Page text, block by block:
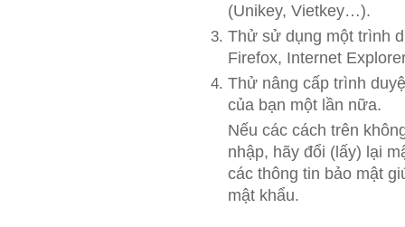
(Unikey, Vietkey…).
Thử sử dụng một trình
Firefox, Internet
Thử nâng cấp trình
của bạn một lần nữa.
Nếu các cách trên
nhập, hãy đổi (lấy) lại
các thông tin bảo mật
mật khẩu.